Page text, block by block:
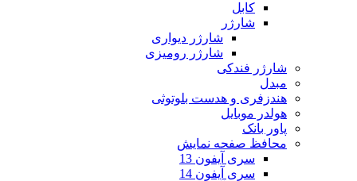
کابل
شارژر
شارژر دیواری
شارژر رومیزی
شارژر فندکی
مبدل
هندزفری و هدست بلوتوثی
هولدر موبایل
پاور بانک
محافظ صفحه نمایش
سری آیفون 13
سری آیفون 14